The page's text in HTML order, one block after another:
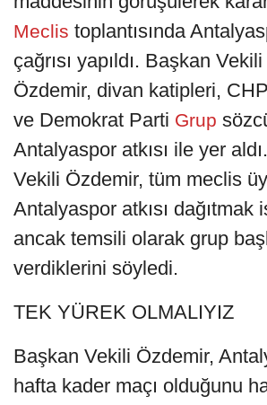
Meclis toplantısında
çağrısı yapıldı. Başkan
Özdemir, divan katipleri,
ve Demokrat Parti Grup
Antalyaspor atkısı ile yer
Vekili Özdemir, tüm meclis
Antalyaspor atkısı dağıtmak
ancak temsili olarak grup
verdiklerini söyledi.
TEK YÜREK OLMALIYIZ
Başkan Vekili Özdemir,
hafta kader maçı olduğunu